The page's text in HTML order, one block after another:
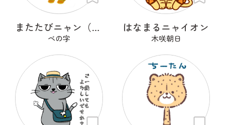
またたびニャン（修正）
ベの字
はなまるニャイオン
木咲朝日